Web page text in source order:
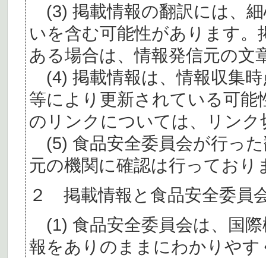
(3) 掲載情報の翻訳には、
いを含む可能性があります。
ある場合は、情報発信元の文
(4) 掲載情報は、情報収集
等により更新されている可
のリンクについては、リン
(5) 食品安全委員会が行っ
元の機関に確認は行っており
２ 掲載情報と食品安全委員
(1) 食品安全委員会は、国
報をありのままにわかりや